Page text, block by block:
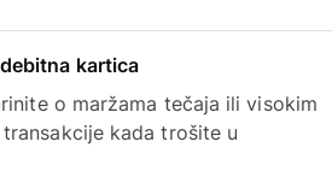
kartica
o maržama tečaja ili visokim
kada trošite u